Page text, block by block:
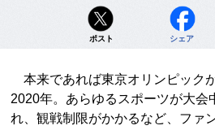
ポスト シェア
本来であれば東京オリンピック
2020年。あらゆるスポーツが大会
れ、観戦制限がかかるなど、ファ